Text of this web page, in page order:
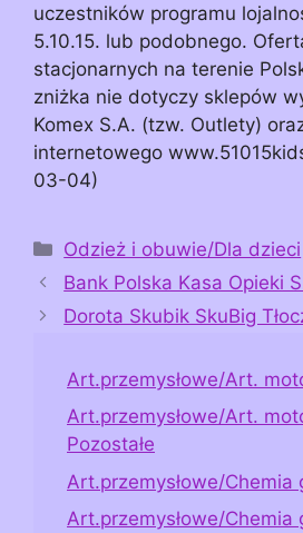
uczestników programu
5.10.15. lub podobnego.
stacjonarnych na terenie
zniżka nie dotyczy sklepów
Komex S.A. (tzw. Outlety)
internetowego
03-04)
Kategorie
Odzież i obuwie/Dla dzieci
Bank Polska Kasa Opieki
Dorota Skubik SkuBig
Art.przemysłowe/Art.
Art.przemysłowe/Art.
Pozostałe
Art.przemysłowe/Chemia
Art.przemysłowe/Chemia